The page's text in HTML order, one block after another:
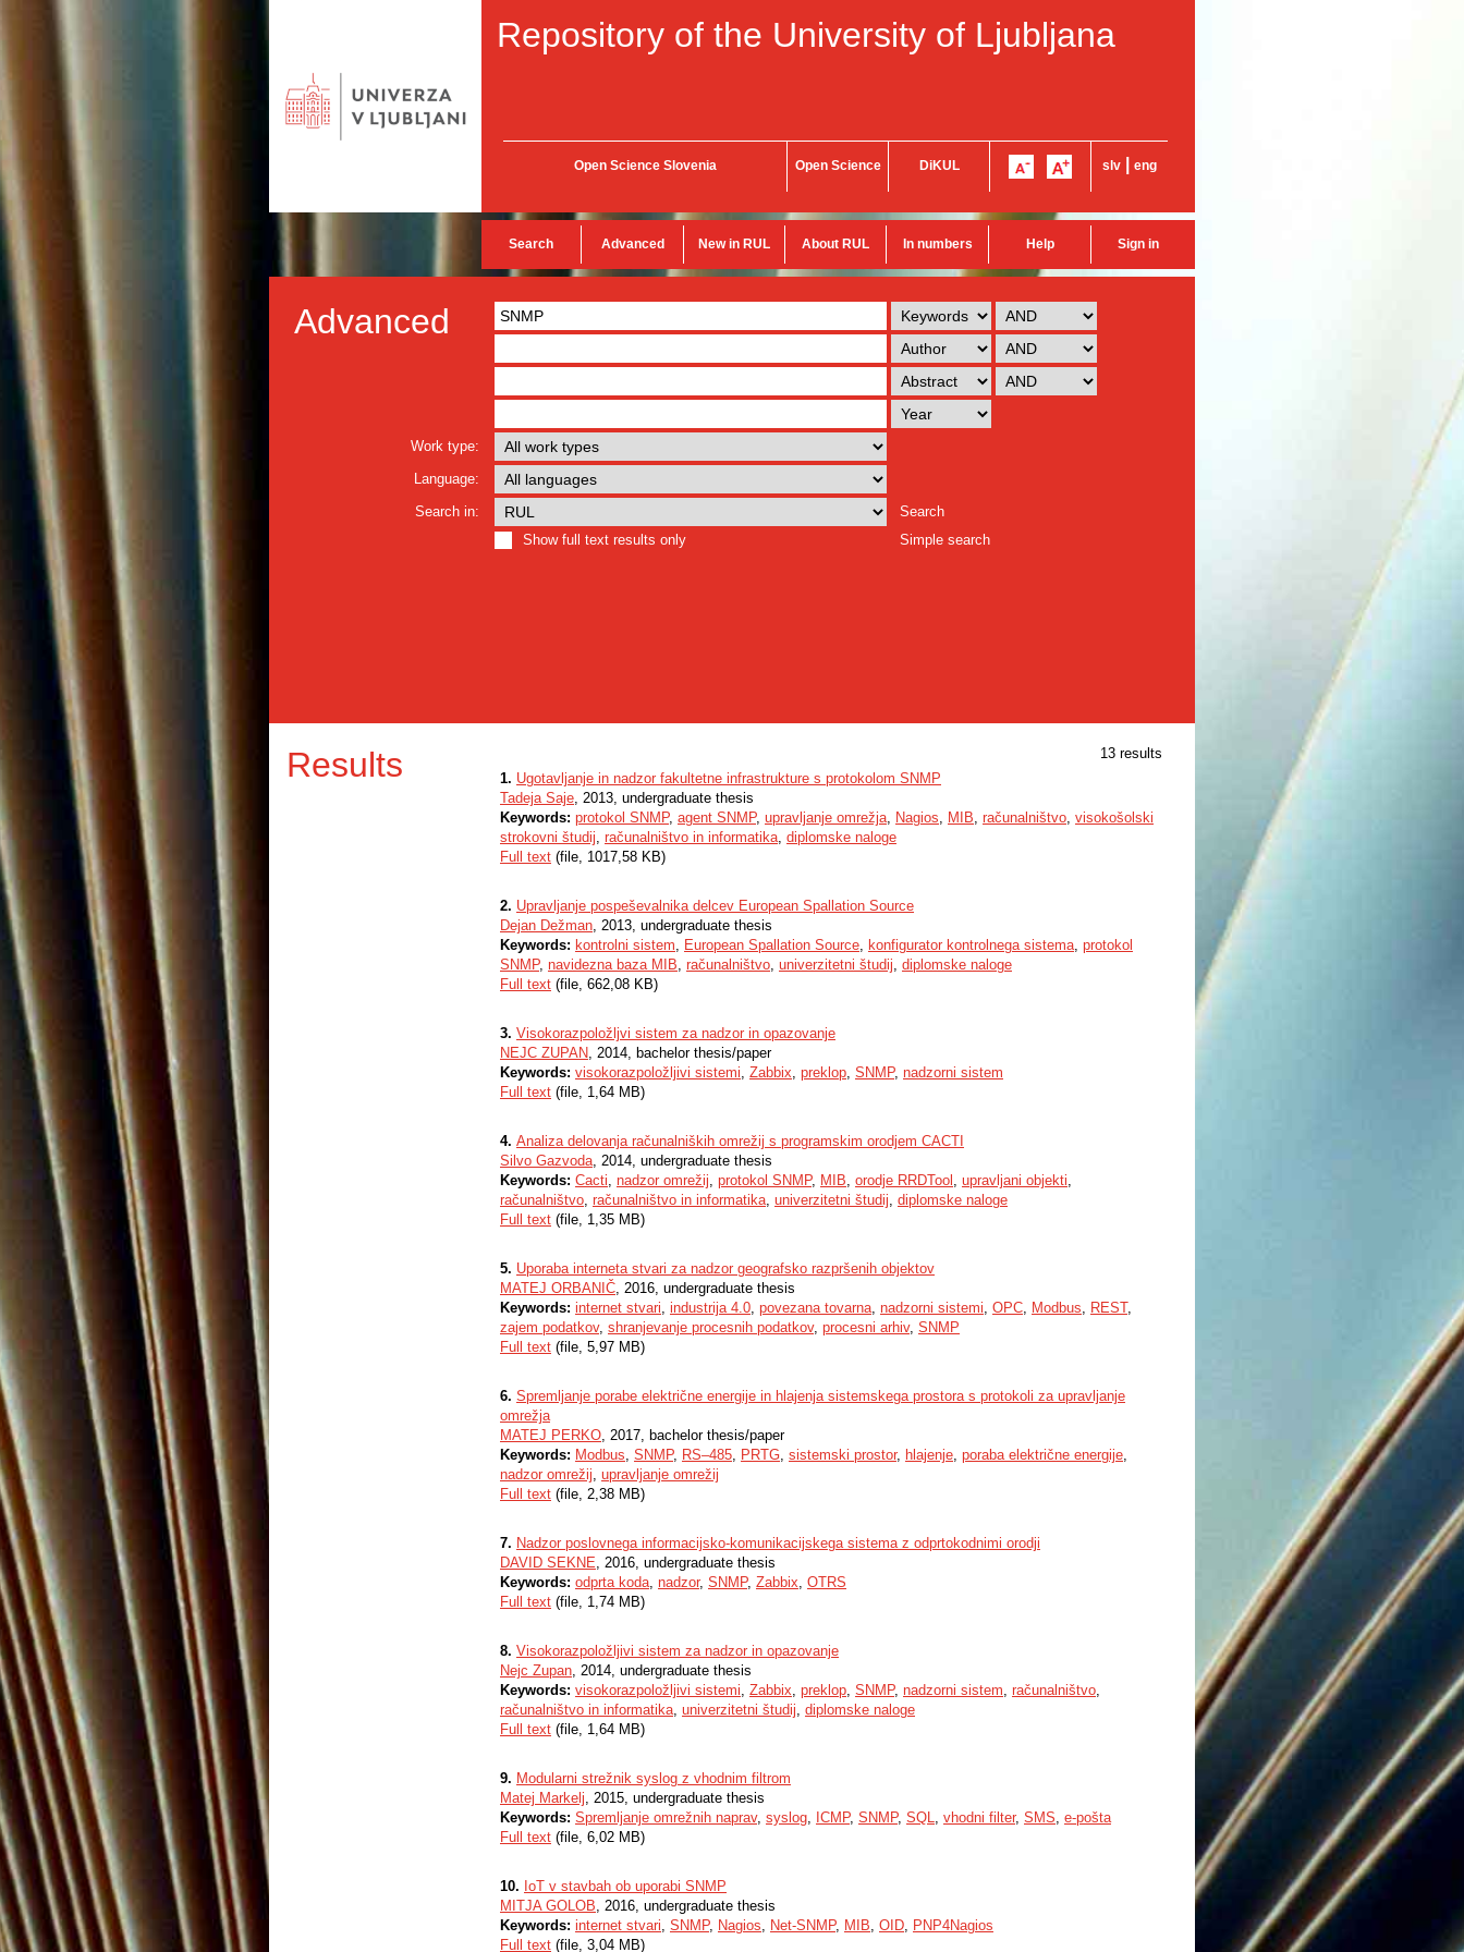
Repository of the University of Ljubljana
Open Science Slovenia Open Science DiKUL slv eng
Search Advanced New in RUL About RUL In numbers Help Sign in
Advanced
Work type:
Language:
Search in:
Search
Show full text results only
Simple search
Results
13 results
1. Ugotavljanje in nadzor fakultetne infrastrukture s protokolom SNMP
Tadeja Saje, 2013, undergraduate thesis
Keywords: protokol SNMP, agent SNMP, upravljanje omrežja, Nagios, MIB, računalništvo, visokošolski
strokovni študij, računalništvo in informatika, diplomske naloge
Full text (file, 1017,58 KB)
2. Upravljanje pospeševalnika delcev European Spallation Source
Dejan Dežman, 2013, undergraduate thesis
Keywords: kontrolni sistem, European Spallation Source, konfigurator kontrolnega sistema, protokol
SNMP, navidezna baza MIB, računalništvo, univerzitetni študij, diplomske naloge
Full text (file, 662,08 KB)
3. Visokorazpoložljvi sistem za nadzor in opazovanje
NEJC ZUPAN, 2014, bachelor thesis/paper
Keywords: visokorazpoložljivi sistemi, Zabbix, preklop, SNMP, nadzorni sistem
Full text (file, 1,64 MB)
4. Analiza delovanja računalniških omrežij s programskim orodjem CACTI
Silvo Gazvoda, 2014, undergraduate thesis
Keywords: Cacti, nadzor omrežij, protokol SNMP, MIB, orodje RRDTool , upravljani objekti,
računalništvo, računalništvo in informatika, univerzitetni študij, diplomske naloge
Full text (file, 1,35 MB)
5. Uporaba interneta stvari za nadzor geografsko razpršenih objektov
MATEJ ORBANIČ, 2016, undergraduate thesis
Keywords: internet stvari, industrija 4.0, povezana tovarna, nadzorni sistemi, OPC, Modbus, REST,
zajem podatkov, shranjevanje procesnih podatkov, procesni arhiv, SNMP
Full text (file, 5,97 MB)
6. Spremljanje porabe električne energije in hlajenja sistemskega prostora s protokoli za upravljanje
omrežja
MATEJ PERKO, 2017, bachelor thesis/paper
Keywords: Modbus, SNMP, RS–485, PRTG, sistemski prostor, hlajenje, poraba električne energije,
nadzor omrežij, upravljanje omrežij
Full text (file, 2,38 MB)
7. Nadzor poslovnega informacijsko-komunikacijskega sistema z odprtokodnimi orodji
DAVID SEKNE, 2016, undergraduate thesis
Keywords: odprta koda, nadzor, SNMP, Zabbix, OTRS
Full text (file, 1,74 MB)
8. Visokorazpoložljivi sistem za nadzor in opazovanje
Nejc Zupan, 2014, undergraduate thesis
Keywords: visokorazpoložljivi sistemi, Zabbix, preklop, SNMP, nadzorni sistem, računalništvo,
računalništvo in informatika, univerzitetni študij, diplomske naloge
Full text (file, 1,64 MB)
9. Modularni strežnik syslog z vhodnim filtrom
Matej Markelj, 2015, undergraduate thesis
Keywords: Spremljanje omrežnih naprav, syslog, ICMP, SNMP, SQL, vhodni filter, SMS, e-pošta
Full text (file, 6,02 MB)
10. IoT v stavbah ob uporabi SNMP
MITJA GOLOB, 2016, undergraduate thesis
Keywords: internet stvari, SNMP, Nagios, Net-SNMP, MIB, OID, PNP4Nagios
Full text (file, 3,04 MB)